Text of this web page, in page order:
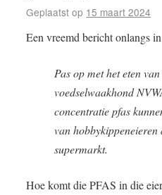
Geplaatst op 15 maart 2024
Een vreemd bericht onlangs
Pas op met het eten
voedselwaakhond
concentratie pfas
van hobbykippeneieren
supermarkt.
Hoe komt die PFAS in die